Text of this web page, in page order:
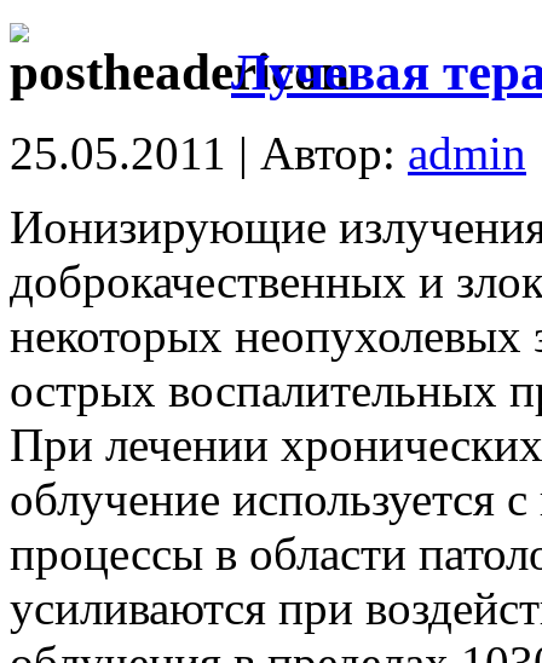
Лучевая
25.05.2011 | Автор: admin
Ионизирующие
доброкачественных и
некоторых неопухолевых
острых воспалительных
При лечении
облучение используется
процессы в области
усиливаются при